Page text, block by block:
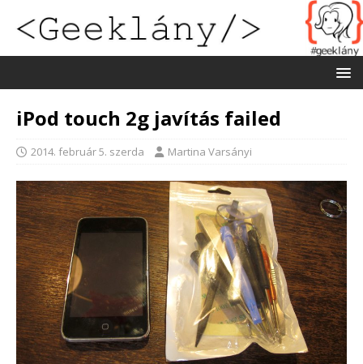
iPod touch 2g javítás failed
2014. február 5. szerda Martina Varsányi